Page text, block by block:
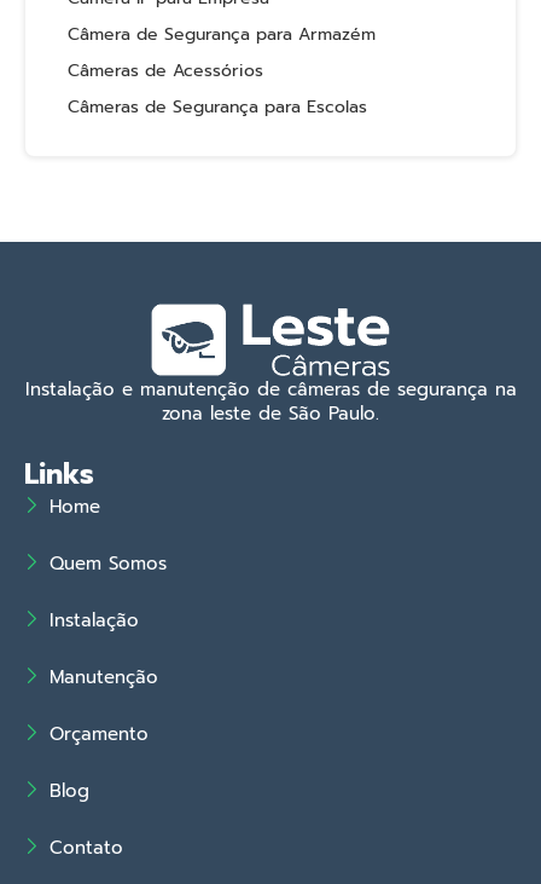
Câmera de Segurança para Armazém
Câmeras de Acessórios
Câmeras de Segurança para Escolas
Instalação e manutenção de câmeras de segurança na
zona leste de São Paulo.
Links
Home
Quem Somos
Instalação
Manutenção
Orçamento
Blog
Contato